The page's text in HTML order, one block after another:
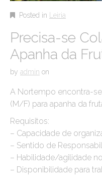
Posted in Leiria
Precisa-se
Apanha da
by admin on
A Nortempo encontra-
(M/F) para apanha da
Requisitos:
– Capacidade de
– Sentido de
– Habilidade/agilidade
– Disponibilidade para